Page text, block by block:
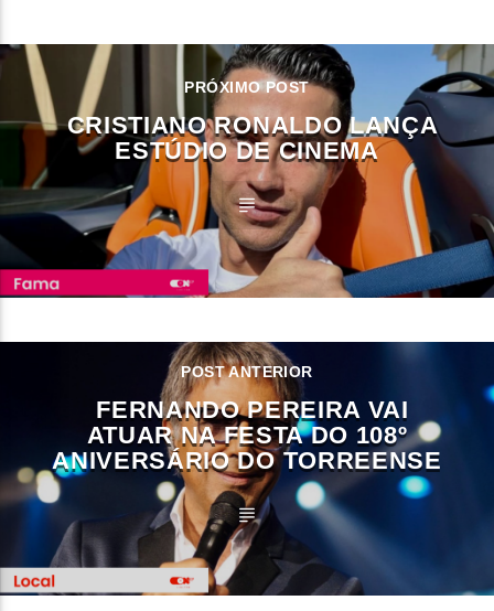
PRÓXIMO POST
CRISTIANO RONALDO LANÇA
ESTÚDIO DE CINEMA
POST ANTERIOR
FERNANDO PEREIRA VAI
ATUAR NA FESTA DO 108º
ANIVERSÁRIO DO TORREENSE